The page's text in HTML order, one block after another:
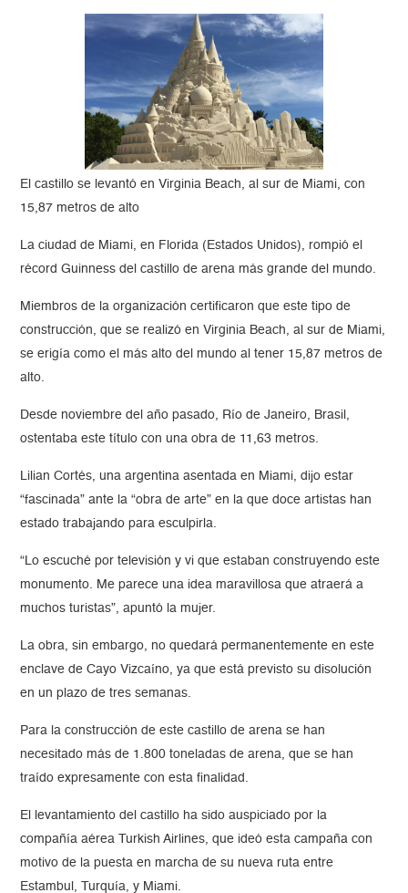
El castillo se levantó en Virginia Beach, al sur de Miami, con
15,87 metros de alto
La ciudad de Miami, en Florida (Estados Unidos), rompió el
récord Guinness del castillo de arena más grande del mundo.
Miembros de la organización certificaron que este tipo de
construcción, que se realizó en Virginia Beach, al sur de Miami,
se erigía como el más alto del mundo al tener 15,87 metros de
alto.
Desde noviembre del año pasado, Río de Janeiro, Brasil,
ostentaba este título con una obra de 11,63 metros.
Lilian Cortés, una argentina asentada en Miami, dijo estar
“fascinada” ante la “obra de arte” en la que doce artistas han
estado trabajando para esculpirla.
“Lo escuché por televisión y vi que estaban construyendo este
monumento. Me parece una idea maravillosa que atraerá a
muchos turistas”, apuntó la mujer.
La obra, sin embargo, no quedará permanentemente en este
enclave de Cayo Vizcaíno, ya que está previsto su disolución
en un plazo de tres semanas.
Para la construcción de este castillo de arena se han
necesitado más de 1.800 toneladas de arena, que se han
traído expresamente con esta finalidad.
El levantamiento del castillo ha sido auspiciado por la
compañía aérea Turkish Airlines, que ideó esta campaña con
motivo de la puesta en marcha de su nueva ruta entre
Estambul, Turquía, y Miami.